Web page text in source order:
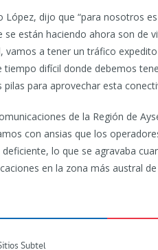
López, dijo que “para nosotros
están haciendo ahora son de
a tener un tráfico
difícil donde debemos
para aprovechar esta
de la Región de
con ansias que los
lo que se agravaba
en la zona más austral
Subtel